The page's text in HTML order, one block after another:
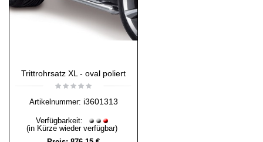
Trittrohrsatz XL - oval poliert
Artikelnummer: i3601313
Verfügbarkeit:
(in Kürze wieder verfügbar)